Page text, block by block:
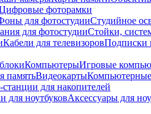
фоторамки
для фотостудииСтудийное
для фотостудииСтойки,
Кабели для телевизоровПодписки
КомпьютерыИгровые
памятьВидеокарты
для накопителей
для ноутбуковАксессуары для